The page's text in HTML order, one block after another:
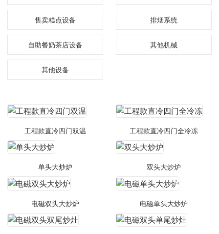
售卖糕点设备 排烟系统
自助餐奶茶店设备 其他机械
其他设备
工程款直冷四门双温 工程款直冷四门全冷冻
单头大炒炉 双头大炒炉
电磁双头大炒炉 电磁单头大炒炉